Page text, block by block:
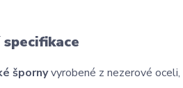
špornyvyrobené z nezerové oceli,